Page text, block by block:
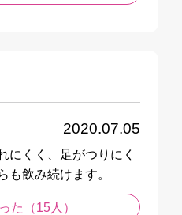
2020.07.05
にくく、足がつりにく
も飲み続けます。
た（15人）